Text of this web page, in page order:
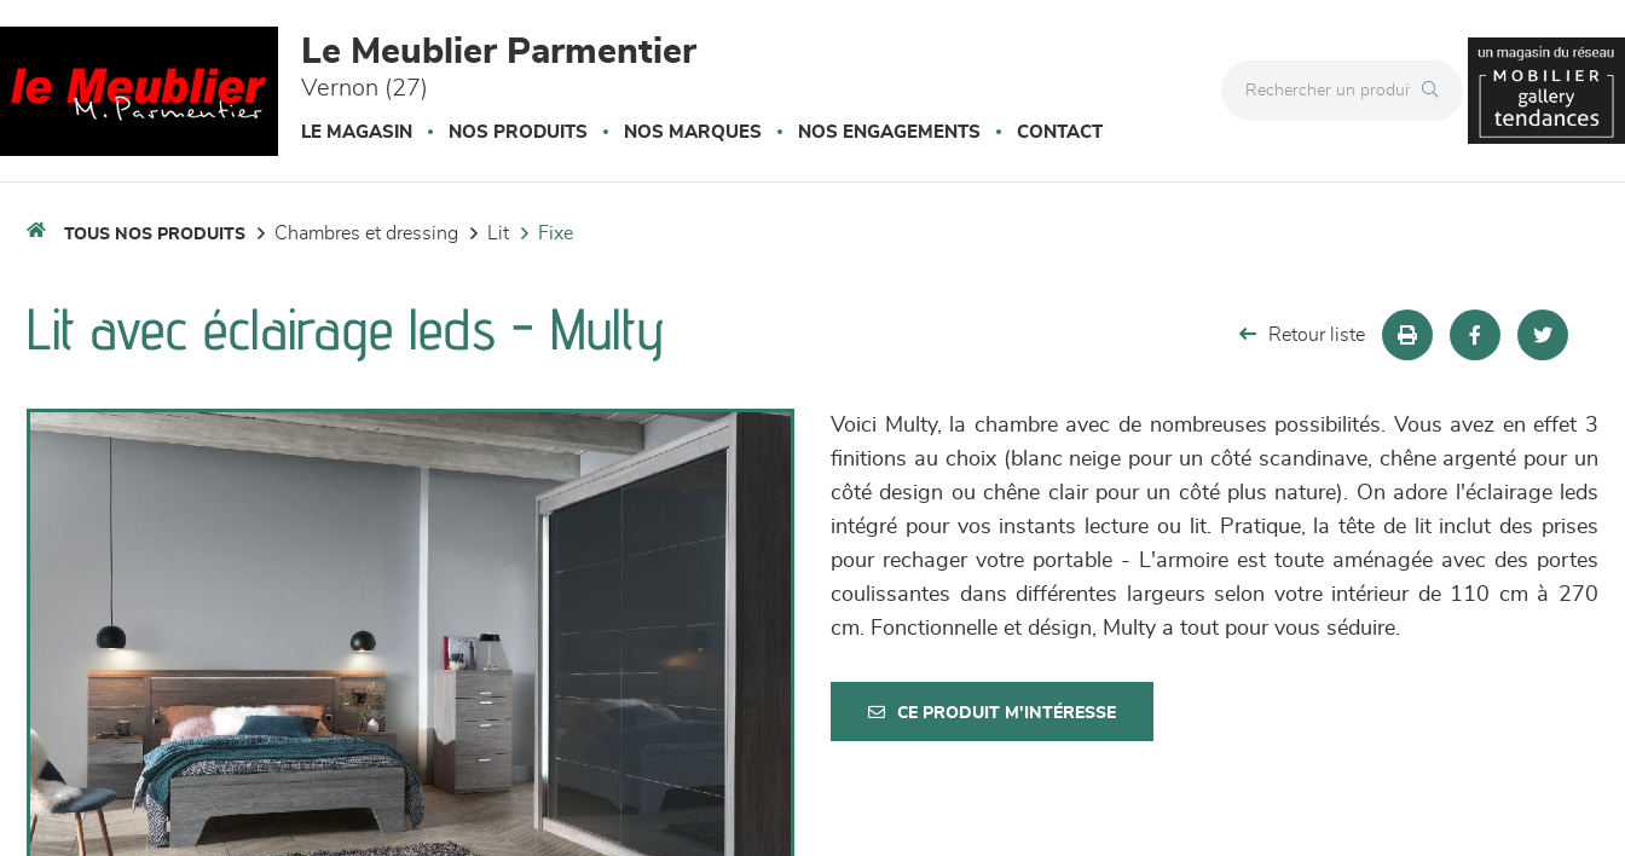
Le Meublier Parmentier
Vernon (27)
LE MAGASIN NOS PRODUITS NOS MARQUES NOS ENGAGEMENTS CONTACT
TOUS NOS PRODUITS chambres et dressing lit fixe
Lit avec éclairage leds - Multy Retour liste
Voici Multy, la chambre avec de nombreuses possibilités. Vous avez en effet 3
finitions au choix (blanc neige pour un côté scandinave, chêne argenté pour un
côté design ou chêne clair pour un côté plus nature). On adore l'éclairage leds
intégré pour vos instants lecture ou lit. Pratique, la tête de lit inclut des prises
pour rechager votre portable - L'armoire est toute aménagée avec des portes
coulissantes dans différentes largeurs selon votre intérieur de 110 cm à 270
cm. Fonctionnelle et désign, Multy a tout pour vous séduire.
CE PRODUIT M'INTÉRESSE